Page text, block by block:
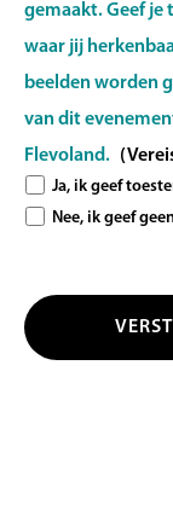
gemaakt. Geef
waar jij
beelden worden
van dit
Flevoland.
Ja, ik geef
Nee, ik geef